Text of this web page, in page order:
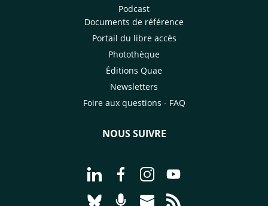
Podcast
Documents de référence
Portail du libre accès
Photothèque
Éditions Quae
Newsletters
Foire aux questions - FAQ
NOUS SUIVRE
Aller à la page Nous suivre sur
Aller à la page Nous suivre sur
Aller à la page Nous
Aller à la page
Aller à la page Nous suivre sur
Aller à la page Nourrir le
Aller à la page Nous